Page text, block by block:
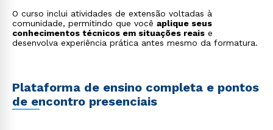
O curso inclui atividades de extensão voltadas à
comunidade, permitindo que você aplique seus
conhecimentos técnicos em situações reais e
desenvolva experiência prática antes mesmo da formatura.
Plataforma de ensino completa e pontos
de encontro presenciais